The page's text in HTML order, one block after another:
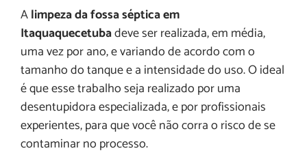
Alimpeza da fossa séptica em
Itaquaquecetubadeve ser realizada, em média,
uma vez por ano, e variando de acordo com o
tamanho do tanque e a intensidade do uso. O ideal
é que esse trabalho seja realizado por uma
desentupidora especializada, e por profissionais
experientes, para que você não corra o risco de se
contaminar no processo.